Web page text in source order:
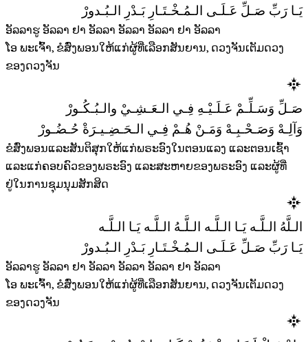
يَـا رَبِّ صَـلِّ عَـلَـى الـمُـخْـتَـارِ بَـدْرِ الـبُـدورْ
ອັລລາຮູ ອັລລາ ຢາ ອັລລາ ອັລລາ ອັລລາ ຢາ ອັລລາ
ໂອ ພະເຈົ້າ, ຂໍສົ່ງພອນໃຫ້ແກ່ຜູ້ທີ່ເລືອກສັນຍານ, ດວງຈັນເຕັມດວງ
ຂອງດວງຈັນ
صَـلِّ وَسَـلِّـمْ عَـلَـيْـهِ فِـي الـعَـشِـيْ والـبُـكُـورْ
وَآلِـهْ وَصَـحْـبِـهْ وَمَـنْ هُـمْ فِـي الـحَـضِـيـرَةْ حُـضُـورْ
ຂໍສົ່ງພອນແລະສັນຕິສຸກໃຫ້ແກ່ພຣະອົງໃນຕອນແລງ ແລະຕອນເຊົ້າ
ແລະແກ່ຄອບຄົວຂອງພຣະອົງ ແລະສະຫາຍຂອງພຣະອົງ ແລະຜູ້ທີ່
ຢູ່ໃນການຊຸມນຸມສັກສິດ
الـلَّهُ الـلَّـه يَـا الـلَّـه الـلَّـهُ الـلَّـه يَـا الـلَّـه
يَـا رَبِّ صَـلِّ عَـلَـى الـمُـخْـتَـارِ بَـدْرِ الـبُـدورْ
ອັລລາຮູ ອັລລາ ຢາ ອັລລາ ອັລລາ ອັລລາ ຢາ ອັລລາ
ໂອ ພະເຈົ້າ, ຂໍສົ່ງພອນໃຫ້ແກ່ຜູ້ທີ່ເລືອກສັນຍານ, ດວງຈັນເຕັມດວງ
ຂອງດວງຈັນ